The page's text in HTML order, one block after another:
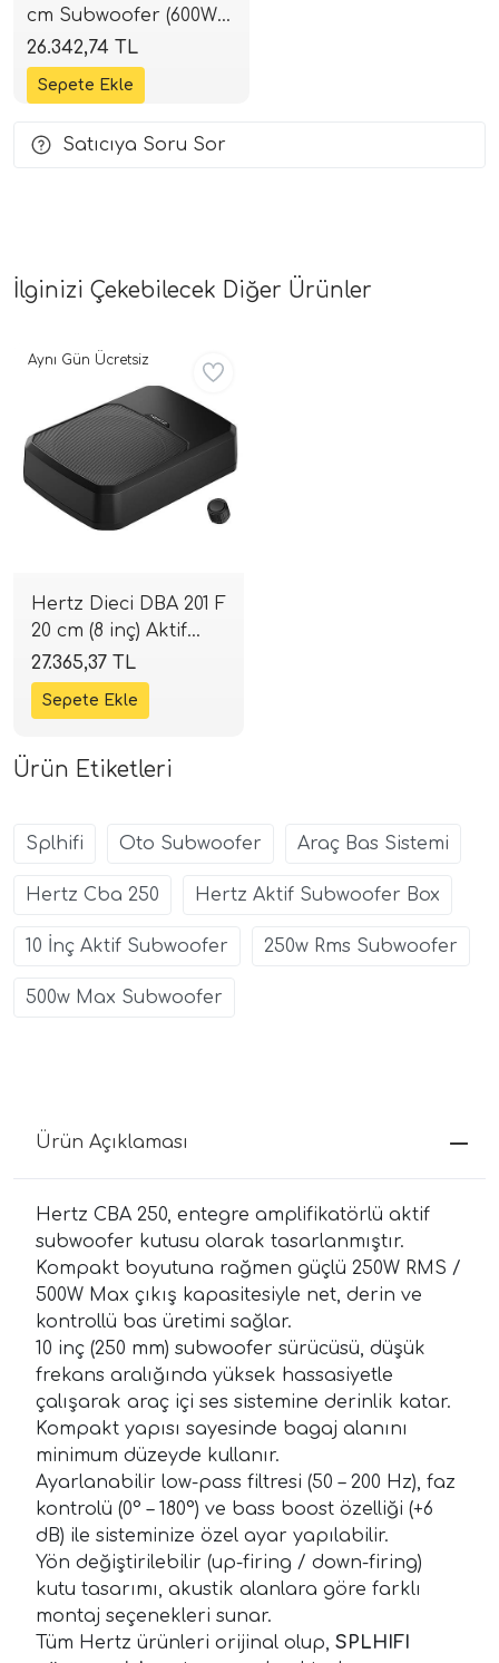
cm Subwoofer (600W
RMS) | SPLHIFI
26.342,74 TL
Satıcıya Soru Sor
İlginizi Çekebilecek Diğer Ürünler
Hertz Dieci DBA 201 F
20 cm (8 inç) Aktif
Subwoofer | 440W -
220W RMS | SPLHIFI
27.365,37 TL
Aynı Gün Ücretsiz
Ürün Etiketleri
Splhifi Oto Subwoofer Araç Bas Sistemi
Hertz Cba 250 Hertz Aktif Subwoofer Box
10 İnç Aktif Subwoofer 250w Rms Subwoofer
500w Max Subwoofer
Ürün Açıklaması
Hertz CBA 250, entegre amplifikatörlü aktif
subwoofer kutusu olarak tasarlanmıştır.
Kompakt boyutuna rağmen güçlü 250W RMS /
500W Max çıkış kapasitesiyle net, derin ve
kontrollü bas üretimi sağlar.
10 inç (250 mm) subwoofer sürücüsü, düşük
frekans aralığında yüksek hassasiyetle
çalışarak araç içi ses sistemine derinlik katar.
Kompakt yapısı sayesinde bagaj alanını
minimum düzeyde kullanır.
Ayarlanabilir low-pass filtresi (50 – 200 Hz), faz
kontrolü (0° – 180°) ve bass boost özelliği (+6
dB) ile sisteminize özel ayar yapılabilir.
Yön değiştirilebilir (up-firing / down-firing)
kutu tasarımı, akustik alanlara göre farklı
montaj seçenekleri sunar.
Tüm Hertz ürünleri orijinal olup, SPLHIFI